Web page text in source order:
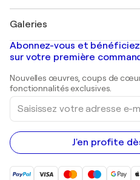
Banksy
Mr. Brainwash
Shepard Fairey
Tableaux abstraits à vendre
Peintures de paysage
Estampes
Peintures acryliques
Galeries
Galeries d'art en France
Galeries d'art en Belgique
Abonnez-vous et bénéficiez
sur votre première
Nouvelles œuvres, coups de
fonctionnalités exclusives.
Saisissez
votre
adresse
e-
mail
J'en profite